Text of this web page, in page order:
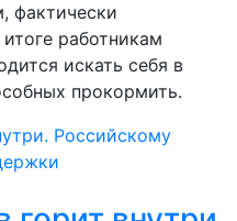
фактически
работникам
искать себя в
прокормить.